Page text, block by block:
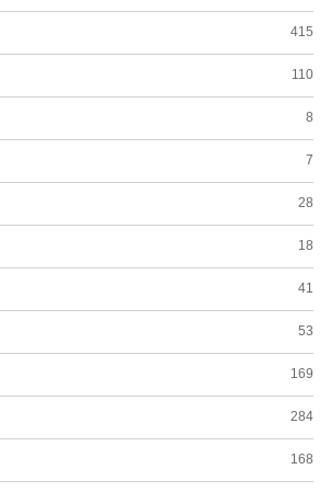
415
110
8
7
28
18
41
53
169
284
168